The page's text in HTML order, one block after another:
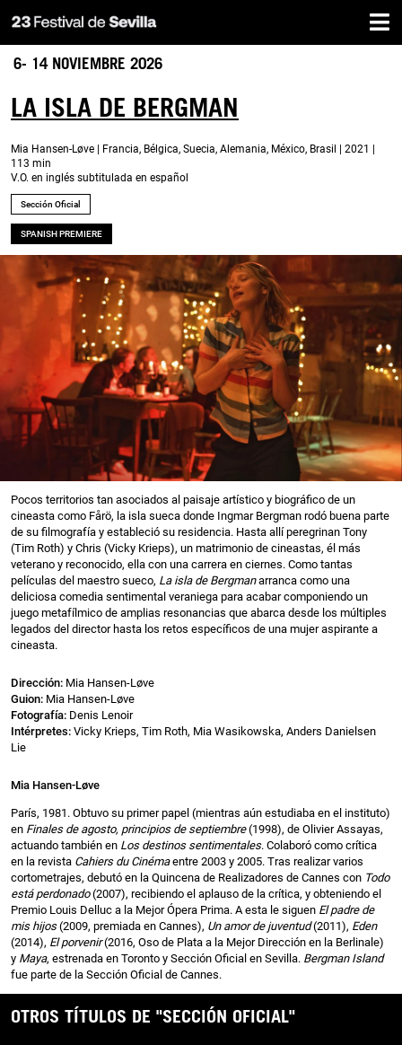
Pasar
al
contenido
6- 14 NOVIEMBRE 2026
Sección Oficial
SPANISH PREMIERE
LA ISLA DE BERGMAN
Mia Hansen-Løve | Francia, Bélgica, Suecia, Alemania, México, Brasil | 2021 |
113 min
V.O. en inglés subtitulada en español
Pocos territorios tan asociados al paisaje artístico y biográfico de un
cineasta como Fårö, la isla sueca donde Ingmar Bergman rodó buena parte
de su filmografía y estableció su residencia. Hasta allí peregrinan Tony
(Tim Roth) y Chris (Vicky Krieps), un matrimonio de cineastas, él más
veterano y reconocido, ella con una carrera en ciernes. Como tantas
películas del maestro sueco, La isla de Bergmanarranca como una
deliciosa comedia sentimental veraniega para acabar componiendo un
juego metafílmico de amplias resonancias que abarca desde los múltiples
legados del director hasta los retos específicos de una mujer aspirante a
cineasta.
Dirección: Mia Hansen-Løve
Guion: Mia Hansen-Løve
Fotografía: Denis Lenoir
Intérpretes: Vicky Krieps, Tim Roth, Mia Wasikowska, Anders Danielsen
Lie
Mia Hansen-Løve
París, 1981. Obtuvo su primer papel (mientras aún estudiaba en el instituto)
en Finales de agosto, principios de septiembre(1998), de Olivier Assayas,
actuando también en Los destinos sentimentales. Colaboró como crítica
en la revista Cahiers du Cinémaentre 2003 y 2005. Tras realizar varios
cortometrajes, debutó en la Quincena de Realizadores de Cannes con Todo
está perdonado(2007), recibiendo el aplauso de la crítica, y obteniendo el
Premio Louis Delluc a la Mejor Ópera Prima. A esta le siguen El padre de
mis hijos(2009, premiada en Cannes), Un amor de juventud(2011), Eden
(2014), El porvenir(2016, Oso de Plata a la Mejor Dirección en la Berlinale)
y Maya, estrenada en Toronto y Sección Oficial en Sevilla. Bergman Island
fue parte de la Sección Oficial de Cannes.
OTROS TÍTULOS DE "SECCIÓN OFICIAL"